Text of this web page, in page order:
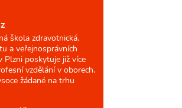
škola zdravotnická,
a veřejnosprávních
Plzni poskytuje již více
vzdělání v oborech,
žádané na trhu